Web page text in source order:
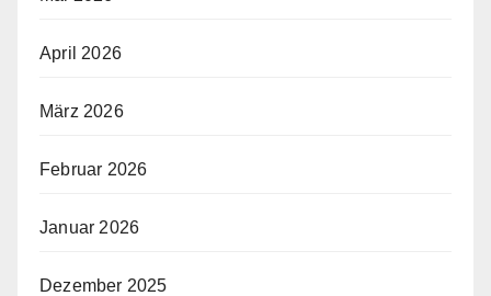
April 2026
März 2026
Februar 2026
Januar 2026
Dezember 2025